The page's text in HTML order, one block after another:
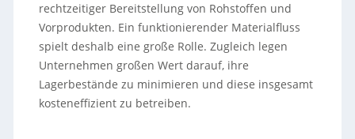
rechtzeitiger Bereitstellung von Rohstoffen und
Vorprodukten. Ein funktionierender Materialfluss
spielt deshalb eine große Rolle. Zugleich legen
Unternehmen großen Wert darauf, ihre
Lagerbestände zu minimieren und diese insgesamt
kosteneffizient zu betreiben.